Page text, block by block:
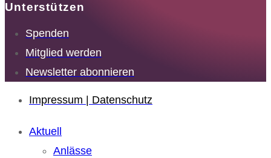
Unterstützen
Spenden
Mitglied werden
Newsletter abonnieren
Impressum | Datenschutz
Aktuell
Anlässe